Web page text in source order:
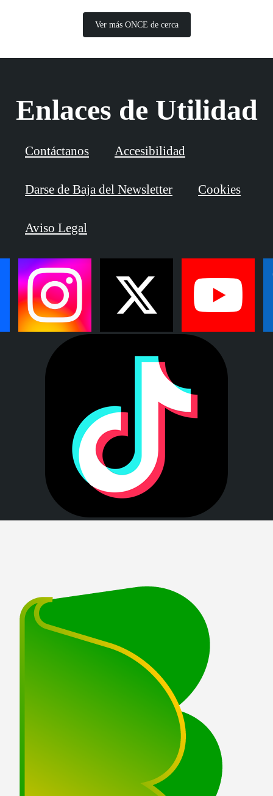
Ver más ONCE de cerca
Enlaces de Utilidad
Contáctanos Accesibilidad
Darse de Baja del Newsletter Cookies
Aviso Legal